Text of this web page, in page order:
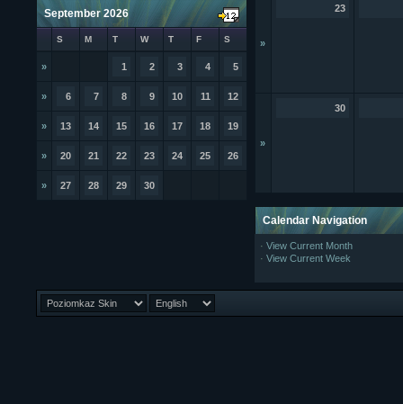
September 2026
S M T W T F S
» 1 2 3 4 5
» 6 7 8 9 10 11 12
» 13 14 15 16 17 18 19
» 20 21 22 23 24 25 26
» 27 28 29 30
»
23
»
30
Calendar Navigation
· View Current Month
· View Current Week